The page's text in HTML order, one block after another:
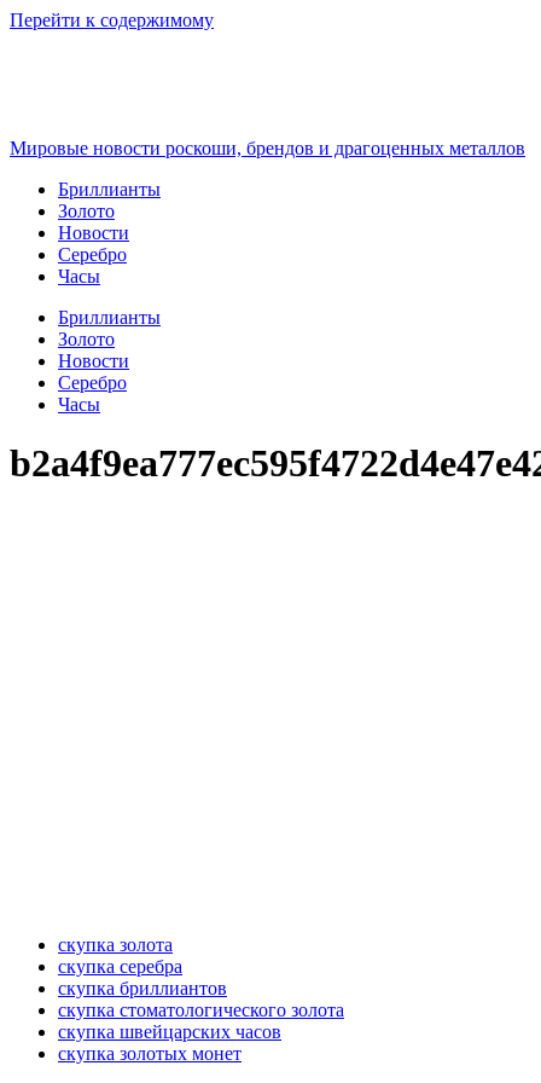
Перейти к содержимому
Мировые новости роскоши, брендов и драгоценных металлов
Бриллианты
Золото
Новости
Серебро
Часы
Бриллианты
Золото
Новости
Серебро
Часы
скупка золота
скупка серебра
скупка бриллиантов
скупка стоматологического золота
скупка швейцарских часов
скупка золотых монет